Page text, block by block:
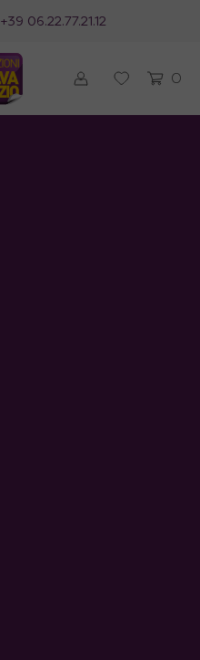
+39 06.22.77.21.12
0